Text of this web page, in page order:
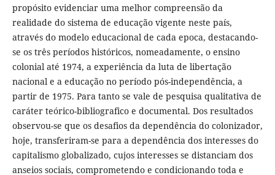
propósito evidenciar uma melhor compreensão da
realidade do sistema de educação vigente neste país,
através do modelo educacional de cada epoca, destacando-
se os três períodos históricos, nomeadamente, o ensino
colonial até 1974, a experiência da luta de libertação
nacional e a educação no período pós-independência, a
partir de 1975. Para tanto se vale de pesquisa qualitativa de
caráter teórico-bibliografico e documental. Dos resultados
observou-se que os desafios da dependência do colonizador,
hoje, transferiram-se para a dependência dos interesses do
capitalismo globalizado, cujos interesses se distanciam dos
anseios sociais, comprometendo e condicionando toda e